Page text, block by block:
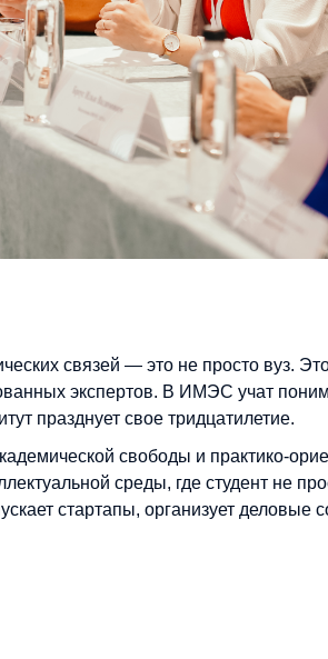
связей — это не просто вуз.
экспертов. В ИМЭС учат
празднует свое тридцатилетие.
свободы и практико-
среды, где студент не
стартапы, организует